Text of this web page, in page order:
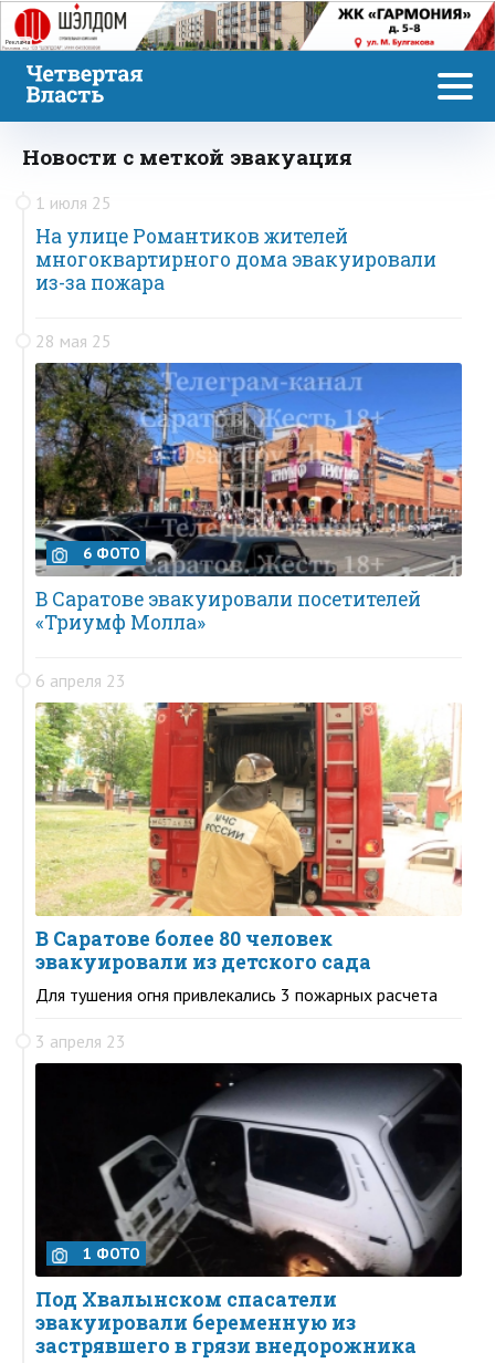
Реклама
Новости с меткой эвакуация
1 июля 25
На улице Романтиков жителей
многоквартирного дома эвакуировали
из-за пожара
28 мая 25
6 ФОТО
В Саратове эвакуировали посетителей
«Триумф Молла»
6 апреля 23
В Саратове более 80 человек
эвакуировали из детского сада
Для тушения огня привлекались 3 пожарных расчета
3 апреля 23
1 ФОТО
Под Хвалынском спасатели
эвакуировали беременную из
застрявшего в грязи внедорожника